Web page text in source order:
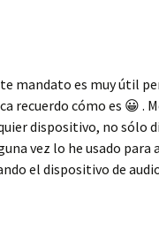
mandato es muy útil
recuerdo cómo es 😀 .
dispositivo, no sólo
vez lo he usado para
el dispositivo de